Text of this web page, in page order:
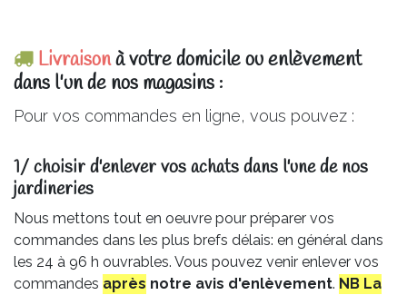
Livraisonà votre domicile ou enlèvement
dans l'un de nos magasins :
Pour vos commandes en ligne, vous pouvez :
1/ choisir d'enlever vos achats dans l'une de nos
jardineries​
Nous mettons tout en oeuvre pour préparer vos
commandes dans les plus brefs délais: en général dans
les 24 à 96 h ouvrables. Vous pouvez venir enlever vos
commandes après notre avis d'enlèvement. NB La